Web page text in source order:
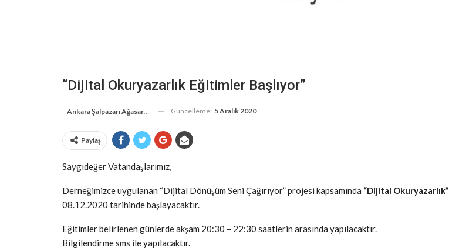
“Dijital Okuryazarlık Eğitimler Başlıyor”
- Ankara Şalpazarı Ağasarlılar Eğitim Kültür Ve Dayanışma Derneği Güncelleme: 5 Aralık 2020
Paylaş
Saygıdeğer Vatandaşlarımız,
Derneğimizce uygulanan “Dijital Dönüşüm Seni Çağırıyor” projesi kapsamında “Dijital Okuryazarlık”
08.12.2020 tarihinde başlayacaktır.
Eğitimler belirlenen günlerde akşam 20:30 – 22:30 saatlerin arasında yapılacaktır.
Bilgilendirme sms ile yapılacaktır.